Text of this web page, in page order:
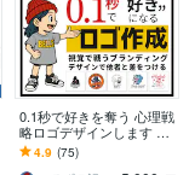
0.1秒で好きを奪う 心理戦
略ロゴデザインします 記
憶に残り、選ばれる ― 感
情を動かすロゴは心理で
4.9 (75)